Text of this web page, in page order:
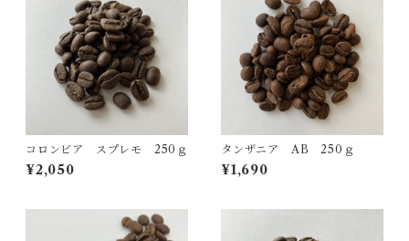
コロンビア スプレモ 250ｇ
¥2,050
タンザニア AB 250ｇ
¥1,690